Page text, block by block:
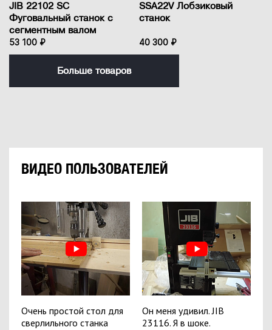
JIB 22102 SC
Фуговальный станок с
сегментным валом
53 100 ₽
SSA22V Лобзиковый
станок
40 300 ₽
Больше товаров
ВИДЕО ПОЛЬЗОВАТЕЛЕЙ
Очень простой стол для
сверлильного станка
Он меня удивил. JIB
23116. Я в шоке.